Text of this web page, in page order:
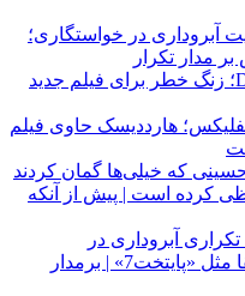
آبروداری در خواستگاری؛
استقبال کم‌رمق از تریلر Digger؛ زنگ خطر برای فیلم جدید
از نتفلیکس؛ هارددیسک حاوی فیلم
که خیلی‌ها گمان کردند
کرده است | پیش از آنکه
آبروداری در
خواستگاری دست گذاشته دقیقا مثل «پایتخت7» | برمدار